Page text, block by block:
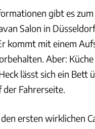
gibt es
Salon in
kommt mit einem
Aber:
lässt sich ein Bett
Fahrerseite.
ersten wirklichen